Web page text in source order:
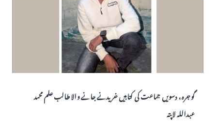
گوجرہ، دسویں جماعت کی کتابیں خریدنے جانے والا طالب علم محمد
عبداللہ لاپتہ